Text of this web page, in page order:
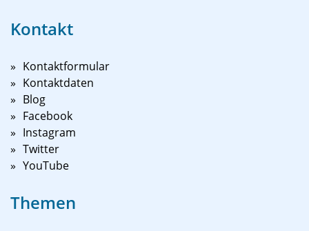
Kontakt
Kontaktformular
Kontaktdaten
Blog
Facebook
Instagram
Twitter
YouTube
Themen